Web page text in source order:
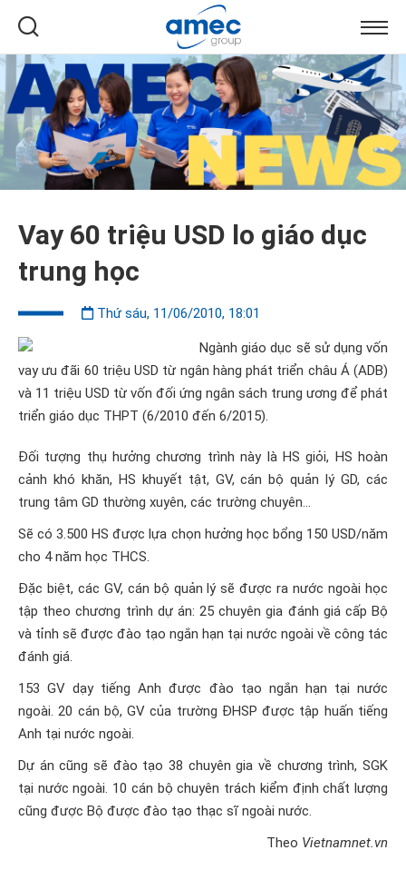
Vay 60 triệu USD lo giáo dục
trung học
Thứ sáu, 11/06/2010, 18:01
Ngành giáo dục sẽ sử dụng vốn
vay ưu đãi 60 triệu USD từ ngân hàng phát triển châu Á (ADB)
và 11 triệu USD từ vốn đối ứng ngân sách trung ương để phát
triển giáo dục THPT (6/2010 đến 6/2015).
Đối tượng thụ hưởng chương trình này là HS giỏi, HS hoàn
cảnh khó khăn, HS khuyết tật, GV, cán bộ quản lý GD, các
trung tâm GD thường xuyên, các trường chuyên...
Sẽ có 3.500 HS được lựa chọn hưởng học bổng 150 USD/năm
cho 4 năm học THCS.
Đặc biệt, các GV, cán bộ quản lý sẽ được ra nước ngoài học
tập theo chương trình dự án: 25 chuyên gia đánh giá cấp Bộ
và tỉnh sẽ được đào tạo ngắn hạn tại nước ngoài về công tác
đánh giá.
153 GV dạy tiếng Anh được đào tạo ngắn hạn tại nước
ngoài. 20 cán bộ, GV của trường ĐHSP được tập huấn tiếng
Anh tại nước ngoài.
Dự án cũng sẽ đào tạo 38 chuyên gia về chương trình, SGK
tại nước ngoài. 10 cán bộ chuyên trách kiểm định chất lượng
cũng được Bộ được đào tạo thạc sĩ ngoài nước.
Theo Vietnamnet.vn